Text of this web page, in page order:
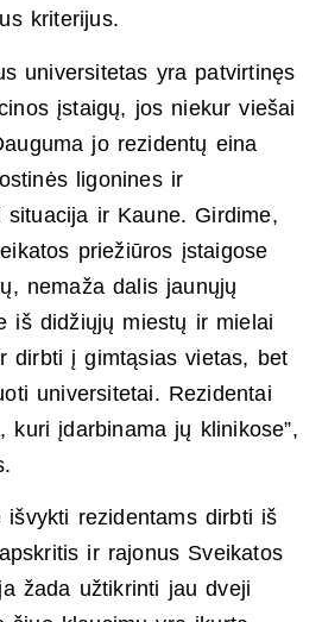
kriterijus.
universitetas yra patvirtinęs
įstaigų, jos niekur viešai
jo rezidentų eina
ligonines ir
situacija ir Kaune. Girdime,
priežiūros įstaigose
nemaža dalis jaunųjų
iš didžiųjų miestų ir mielai
dirbti į gimtąsias vietas, bet
universitetai. Rezidentai
kuri įdarbinama jų klinikose”,
išvykti rezidentams dirbti iš
ir rajonus Sveikatos
žada užtikrinti jau dveji